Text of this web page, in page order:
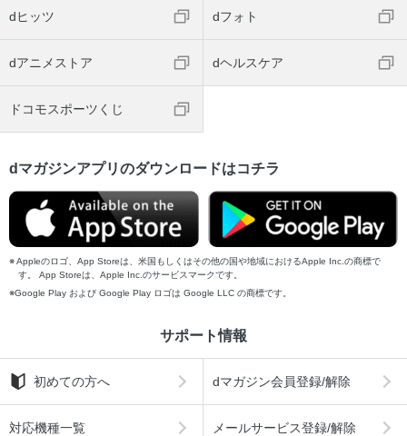
dヒッツ dフォト
dアニメストア dヘルスケア
ドコモスポーツくじ
dマガジンアプリのダウンロードはコチラ
Appleのロゴ、App Storeは、米国もしくはその他の国や地域におけるApple Inc.の商標で
す。 App Storeは、Apple Inc.のサービスマークです。
Google Play および Google Play ロゴは Google LLC の商標です。
サポート情報
初めての方へ dマガジン会員登録/解除
対応機種一覧 メールサービス登録/解除